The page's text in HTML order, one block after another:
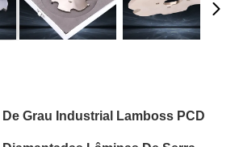
Grau Industrial Lamboss PCD